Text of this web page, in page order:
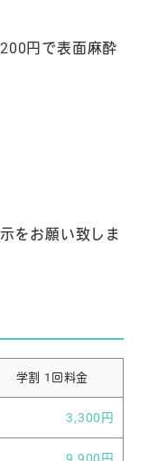
円で表面麻酔
をお願い致しま
学割 1回料金
3,300円